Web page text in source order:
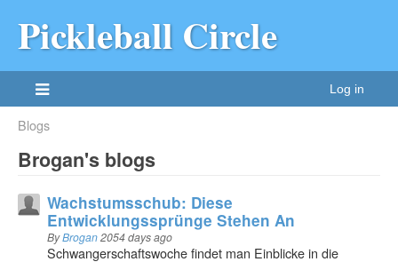
Pickleball Circle
Log in
Blogs
Brogan's blogs
Wachstumsschub: Diese
Entwicklungssprünge Stehen An
ByBrogan2054 days ago
Schwangerschaftswoche findet man Einblicke in die